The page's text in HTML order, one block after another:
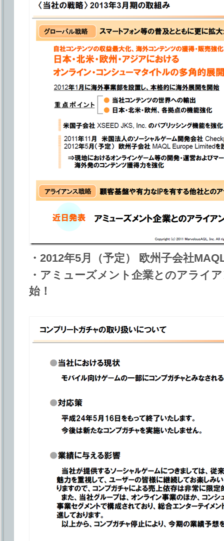
・2012年5月（予定） 欧州子会社
・アミューズメント企業とのアライ
始！